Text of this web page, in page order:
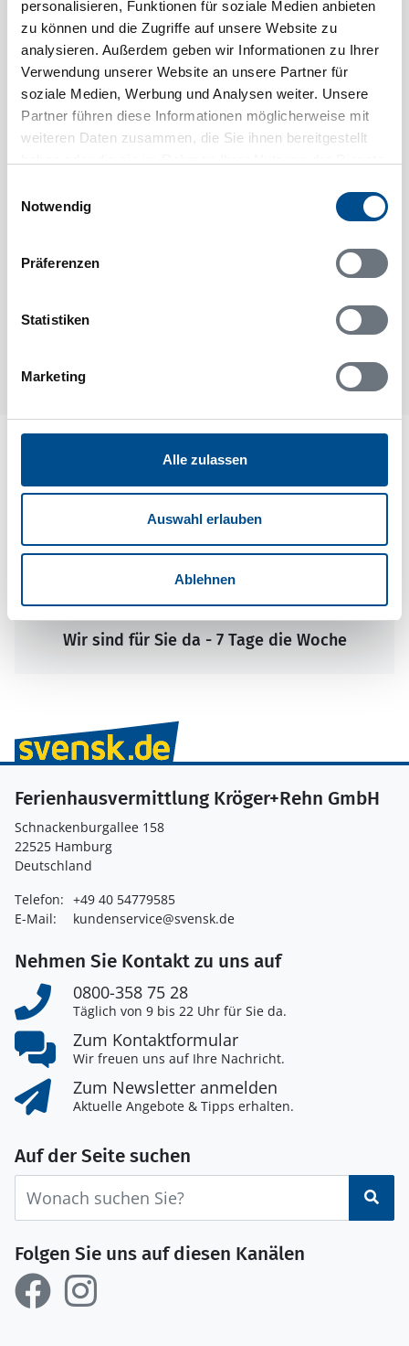
personalisieren, Funktionen für soziale Medien anbieten
zu können und die Zugriffe auf unsere Website zu
analysieren. Außerdem geben wir Informationen zu Ihrer
Verwendung unserer Website an unsere Partner für
soziale Medien, Werbung und Analysen weiter. Unsere
Partner führen diese Informationen möglicherweise mit
weiteren Daten zusammen, die Sie ihnen bereitgestellt
Notwendig
Präferenzen
Statistiken
Marketing
Alle zulassen
Auswahl erlauben
Ablehnen
pro Woche ab
508 €
8 Personen
3 Schlafzimmer
Novasol novs90117
Wir sind für Sie da - 7 Tage die Woche
Ferienhausvermittlung Kröger+Rehn GmbH
Schnackenburgallee 158
22525 Hamburg
Deutschland
Telefon: +49 40 54779585
E-Mail:
kundenservice@svensk.de
Nehmen Sie Kontakt zu uns auf
0800-358 75 28
Täglich von 9 bis 22 Uhr für Sie da.
Zum Kontaktformular
Wir freuen uns auf Ihre Nachricht.
Zum Newsletter anmelden
Aktuelle Angebote & Tipps erhalten.
Auf der Seite suchen
Folgen Sie uns auf diesen Kanälen